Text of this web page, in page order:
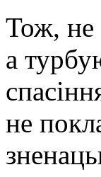
Тож, не
а
не